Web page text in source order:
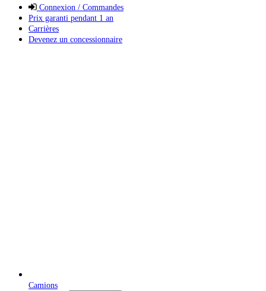
Connexion / Commandes
Prix garanti pendant 1 an
Carrières
Devenez un concessionnaire
Camions